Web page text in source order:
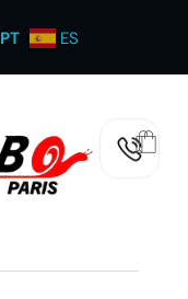
PT ES